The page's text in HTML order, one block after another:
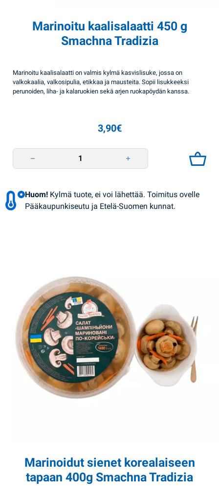
Marinoitu kaalisalaatti 450 g
Smachna Tradizia
Marinoitu kaalisalaatti on valmis kylmä kasvislisuke, jossa on
valkokaalia, valkosipulia, etikkaa ja mausteita. Sopii lisukkeeksi
perunoiden, liha- ja kalaruokien sekä arjen ruokapöydän kanssa.
3,90€
Huom! Kylmä tuote, ei voi lähettää. Toimitus ovelle
Pääkaupunkiseutu ja Etelä-Suomen kunnat.
Marinoidut sienet korealaiseen
tapaan 400g Smachna Tradizia